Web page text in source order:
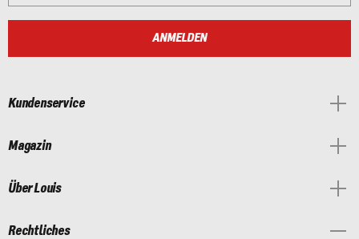
ANMELDEN
Kundenservice
Magazin
Über Louis
Rechtliches